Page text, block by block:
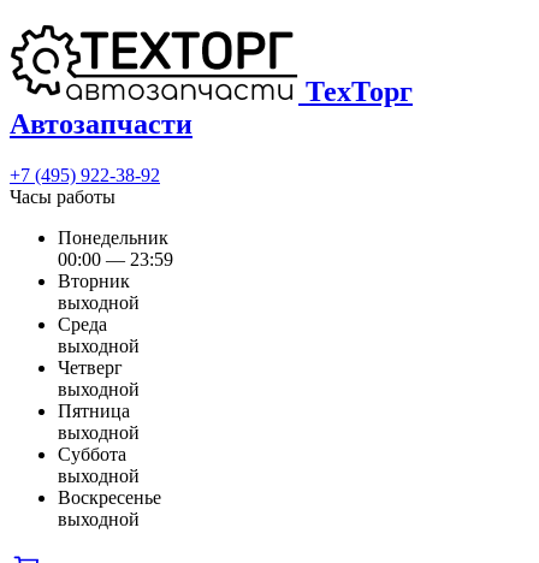
ТехТорг
Автозапчасти
+7 (495) 922-38-92
Часы работы
Понедельник
00:00 — 23:59
Вторник
выходной
Среда
выходной
Четверг
выходной
Пятница
выходной
Суббота
выходной
Воскресенье
выходной